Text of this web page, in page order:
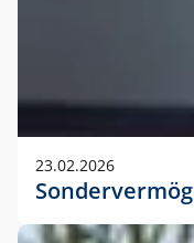
23.02.2026